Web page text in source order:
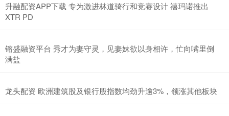
升融配资APP下载 专为激进林道骑行和竞赛设计 禧玛诺推出
XTR PD
镕盛融资平台 秀才为妻守灵，见妻妹欲以身相许，忙向嘴里倒
满盐
龙头配资 欧洲建筑股及银行股指数均劲升逾3%，领涨其他板块